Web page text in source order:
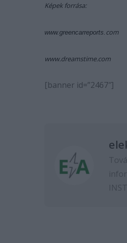
Képek forrása:
www.greencarreports. com
www.dreamstime.com
[banner id=”2467″]